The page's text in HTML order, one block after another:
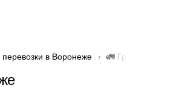
перевозки в Воронеже 🚛 Грузоперевозки